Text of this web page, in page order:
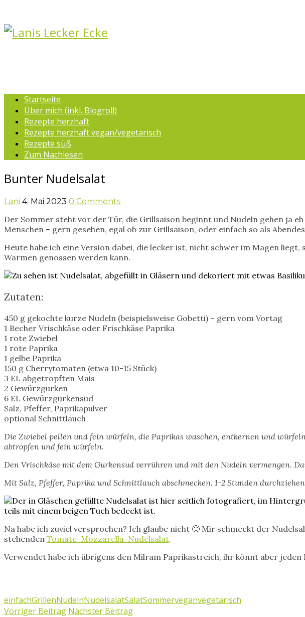
Startseite
Über mich (inkl. Blogroll)
Rezepte herzhaft
Rezepte herzhaft vegan/vegetarisch
Rezepte süß
Zum Nachlesen
Bunter Nudelsalat
Lani 4. Mai 2023 0 Comments
Der Sommer steht vor der Tür, die Grillsaison beginnt und Nudeln gehen ja
Menschen – gern gesehen, egal ob zur Grillsaison, oder einfach so als
Heute habe ich eine Version dabei, die lecker ist, nicht schwer im Magen
Warmen genossen werden kann.
Zutaten:
450 g gekochte kurze Nudeln (beispielsweise Gobetti) – gern vom Vortag
1 Becher Vrischkäse oder Frischkäse Paprika
1 rote Zwiebel
1 rote Paprika
1 gelbe Paprika
150 g Cherrytomaten (etwa 10-15 Stück)
3 EL abgetropften Mais
2 Gewürzgurken
6 EL Gewürzgurkensud
Salz, Pfeffer, Paprikapulver
optional Schnittlauch
Die Zwiebel pellen und fein würfeln, die Paprikas waschen, entkernen und
abtropfen und fein würfeln.
Den Vrischkäse mit dem Gurkensud verrühren und mit den Nudeln vermengen.
Mit Salz, Pfeffer, Paprika und Schnittlauch abschmecken. 1-2 Stunden
Na habe ich zuviel versprochen? Ich glaube nicht 🙂 Mir schmeckt der
stehenden Tomate-Mozzarella-Nudelsalat.
Verwendet habe ich übrigens den Milram Paprikastreich, ihr könnt aber
einfachGrillenNudelnNudelsalatSalatSommerveganvegetarisch
Vorriger Beitrag Nächster Beitrag